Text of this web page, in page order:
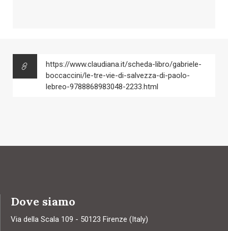
https://www.claudiana.it/scheda-libro/gabriele-
boccaccini/le-tre-vie-di-salvezza-di-paolo-
lebreo-9788868983048-2233.html
Dove siamo
Via della Scala 109 - 50123 Firenze (Italy)